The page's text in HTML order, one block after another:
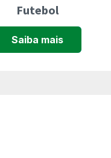
Futebol
Saiba mais